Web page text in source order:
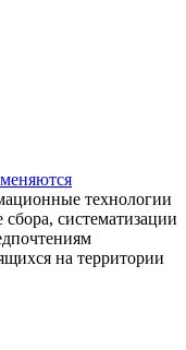
технологии
систематизации
на территории